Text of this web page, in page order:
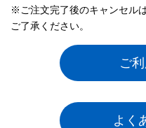
※ご注文完了後のキャンセル
ご了承ください。
ご
よく